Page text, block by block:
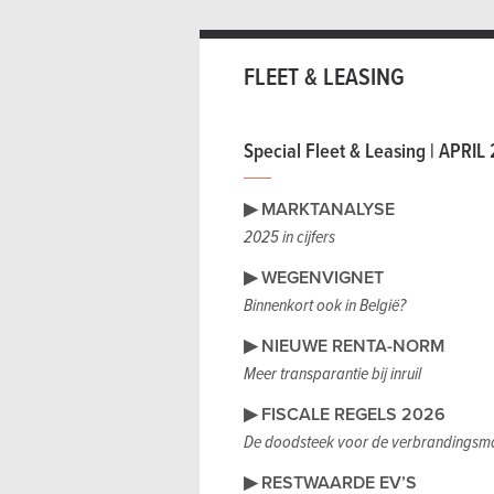
FLEET & LEASING
Special Fleet & Leasing | APRIL
▶ MARKTANALYSE
2025 in cijfers
▶ WEGENVIGNET
Binnenkort ook in België?
▶ NIEUWE RENTA-NORM
Meer transparantie bij inruil
▶ FISCALE REGELS 2026
De doodsteek voor de
▶ RESTWAARDE EV’S